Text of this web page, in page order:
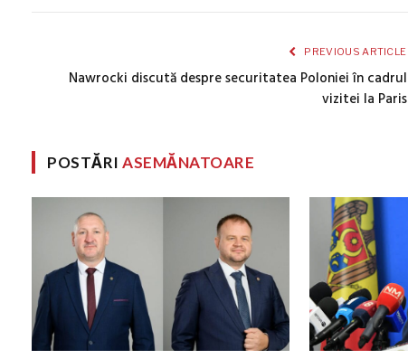
PREVIOUS ARTICLE
Nawrocki discută despre securitatea Poloniei în cadrul
vizitei la Paris
POSTĂRIASEMĂNATOARE